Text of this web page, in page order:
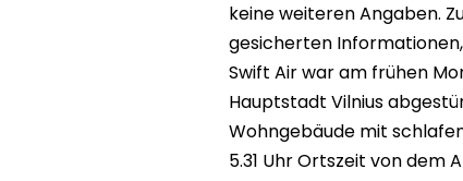
keine weiteren Angaben.
gesicherten
Swift Air war am frühen
Hauptstadt Vilnius
Wohngebäude mit
5.31 Uhr Ortszeit von dem